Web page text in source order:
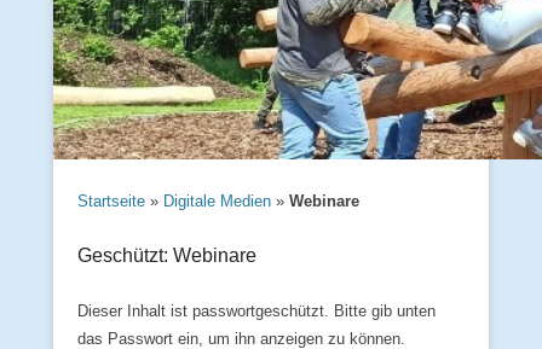
Startseite » Digitale Medien » Webinare
Geschützt: Webinare
Dieser Inhalt ist passwortgeschützt. Bitte gib unten
das Passwort ein, um ihn anzeigen zu können.